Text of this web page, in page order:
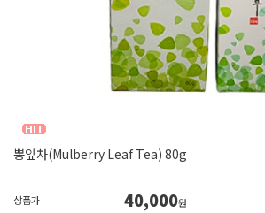
뽕잎차(Mulberry Leaf Tea) 80g
상품가 40,000원